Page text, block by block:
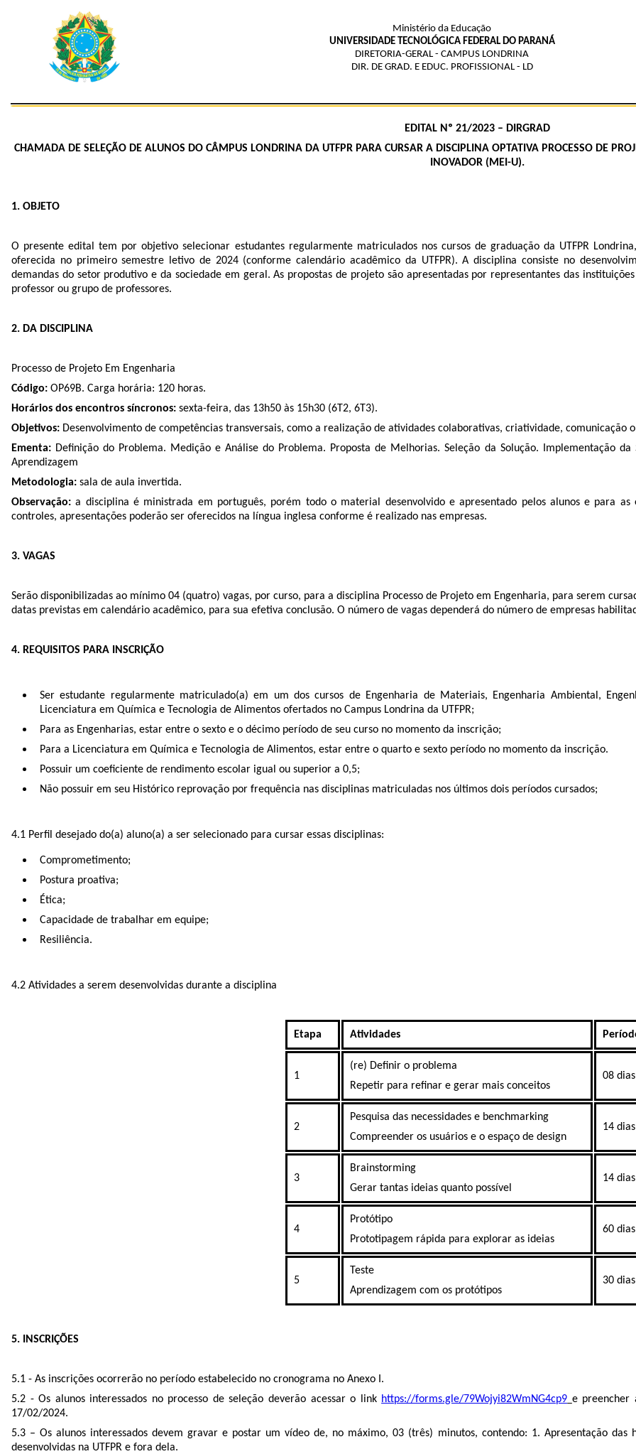
Ministério da Educação
UNIVERSIDADE TECNOLÓGICA FEDERAL DO PARANÁ
DIRETORIA-GERAL - CAMPUS LONDRINA
DIR. DE GRAD. E EDUC. PROFISSIONAL - LD
EDITAL Nº 21/2023 – DIRGRAD
CHAMADA DE SELEÇÃO DE ALUNOS DO CÂMPUS LONDRINA DA UTFPR PARA CURSAR A DISCIPLINA OPTATIVA PROCESSO DE
INOVADOR (MEI-U).
1. OBJETO
O presente edital tem por objetivo selecionar estudantes regularmente matriculados nos cursos de graduação da UTFPR
oferecida no primeiro semestre letivo de 2024 (conforme calendário acadêmico da UTFPR). A disciplina consiste no
demandas do setor produtivo e da sociedade em geral. As propostas de projeto são apresentadas por representantes das
professor ou grupo de professores.
2. DA DISCIPLINA
Processo de Projeto Em Engenharia
Código: OP69B. Carga horária: 120 horas.
Horários dos encontros síncronos: sexta-feira, das 13h50 às 15h30 (6T2, 6T3).
Objetivos: Desenvolvimento de competências transversais, como a realização de atividades colaborativas, criatividade, comunicação
Ementa: Definição do Problema. Medição e Análise do Problema. Proposta de Melhorias. Seleção da Solução. Implementação
Aprendizagem
Metodologia: sala de aula invertida.
Observação: a disciplina é ministrada em português, porém todo o material desenvolvido e apresentado pelos alunos e para as
controles, apresentações poderão ser oferecidos na língua inglesa conforme é realizado nas empresas.
3. VAGAS
Serão disponibilizadas ao mínimo 04 (quatro) vagas, por curso, para a disciplina Processo de Projeto em Engenharia, para serem
datas previstas em calendário acadêmico, para sua efetiva conclusão. O número de vagas dependerá do número de empresas
4. REQUISITOS PARA INSCRIÇÃO
Ser estudante regularmente matriculado(a) em um dos cursos de Engenharia de Materiais, Engenharia Ambiental,
Licenciatura em Química e Tecnologia de Alimentos ofertados no Campus Londrina da UTFPR;
Para as Engenharias, estar entre o sexto e o décimo período de seu curso no momento da inscrição;
Para a Licenciatura em Química e Tecnologia de Alimentos, estar entre o quarto e sexto período no momento da inscrição.
Possuir um coeficiente de rendimento escolar igual ou superior a 0,5;
Não possuir em seu Histórico reprovação por frequência nas disciplinas matriculadas nos últimos dois períodos cursados;
4.1 Perfil desejado do(a) aluno(a) a ser selecionado para cursar essas disciplinas:
Comprometimento;
Postura proativa;
Ética;
Capacidade de trabalhar em equipe;
Resiliência.
4.2 Atividades a serem desenvolvidas durante a disciplina
Etapa Atividades
1
(re) Definir o problema
Repetir para refinar e gerar mais conceitos
08 dias
2
Pesquisa das necessidades e benchmarking
Compreender os usuários e o espaço de design
14 dias
3
Brainstorming
Gerar tantas ideias quanto possível
14 dias
4
Protótipo
Prototipagem rápida para explorar as ideias
60 dias
5
Teste
Aprendizagem com os protótipos
30 dias
5. INSCRIÇÕES
5.1 - As inscrições ocorrerão no período estabelecido no cronograma no Anexo I.
5.2 - Os alunos interessados no processo de seleção deverão acessar o link https://forms.gle/79Wojyi82WmNG4cp9 e preencher
17/02/2024.
5.3 – Os alunos interessados devem gravar e postar um vídeo de, no máximo, 03 (três) minutos, contendo: 1. Apresentação das
desenvolvidas na UTFPR e fora dela.